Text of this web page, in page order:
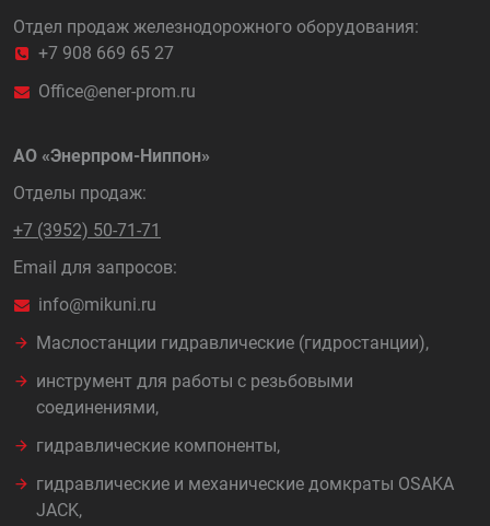
Отдел продаж железнодорожного оборудования:
+7 908 669 65 27
Office@ener-prom.ru
АО «Энерпром-Ниппон»
Отделы продаж:
+7 (3952) 50-71-71
Email для запросов:
info@mikuni.ru
Маслостанции гидравлические (гидростанции),
инструмент для работы с резьбовыми
соединениями,
гидравлические компоненты,
гидравлические и механические домкраты OSAKA
JACK,